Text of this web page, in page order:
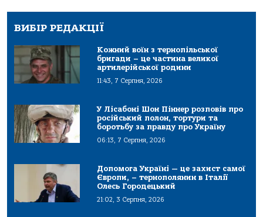
ВИБІР РЕДАКЦІЇ
Кожний воїн з тернопільської
бригади – це частина великої
артилерійської родини
11:43, 7 Серпня, 2026
У Лісабоні Шон Піннер розповів про
російський полон, тортури та
боротьбу за правду про Україну
06:13, 7 Серпня, 2026
Допомога Україні — це захист самої
Європи, – тернополянин в Італії
Олесь Городецький
21:02, 3 Серпня, 2026